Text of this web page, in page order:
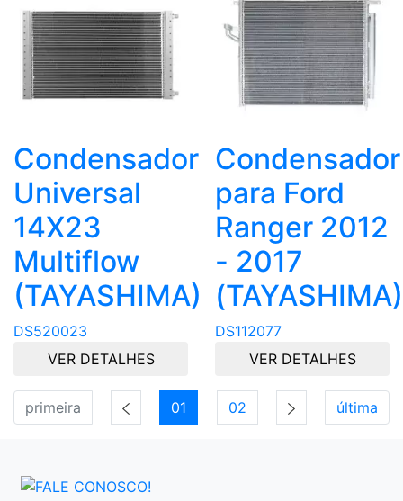
Condensador
Universal
14X23
Multiflow
(TAYASHIMA)
DS520023
VER DETALHES
Condensador
para Ford
Ranger 2012
- 2017
(TAYASHIMA)
DS112077
VER DETALHES
primeira 01 02 última